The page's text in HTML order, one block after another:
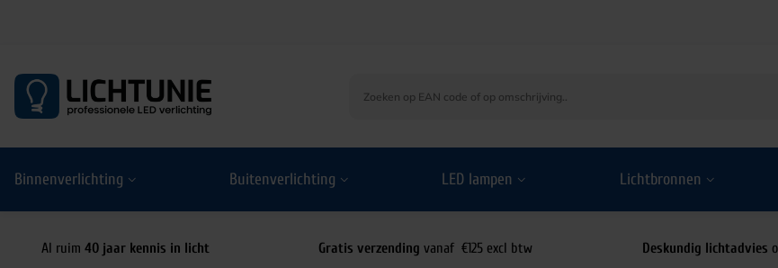
Binnenverlichting Buitenverlichting LED lampen Lichtbronnen
Al ruim 40 jaar kennis in licht Gratis verzending vanaf €125 excl btw Deskundig lichtadvies